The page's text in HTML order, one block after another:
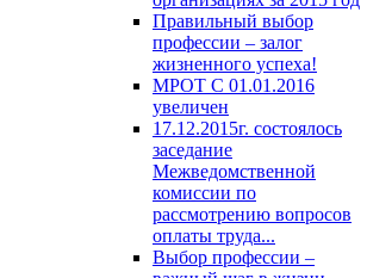
Правильный выбор
профессии – залог
жизненного успеха!
МРОТ С 01.01.2016
увеличен
17.12.2015г. состоялось
заседание
Межведомственной
комиссии по
рассмотрению вопросов
оплаты труда...
Выбор профессии –